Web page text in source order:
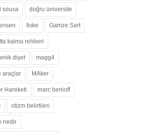
sousa doğru üniversite
fiske Gamze Sart
kalma rehberi
diyet magg4
araçlar MAker
Hareketi marc benioff
otizm belirtileri
nedir